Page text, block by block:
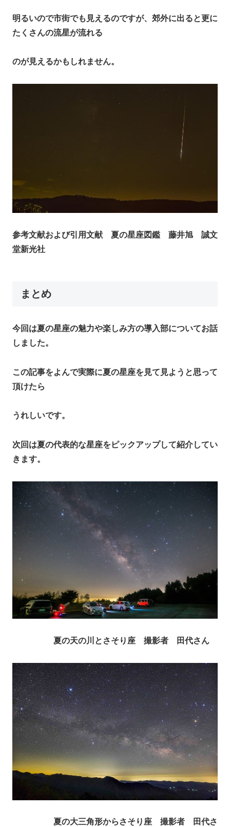
明るいので市街でも見えるのですが、郊外に出ると更に
たくさんの流星が流れる
のが見えるかもしれません。
参考文献および引用文献 夏の星座図鑑 藤井旭 誠文
堂新光社
まとめ
今回は夏の星座の魅力や楽しみ方の導入部についてお話
しました。
この記事をよんで実際に夏の星座を見て見ようと思って
頂けたら
うれしいです。
次回は夏の代表的な星座をピックアップして紹介してい
きます。
夏の天の川とさそり座 撮影者 田代さん
夏の大三角形からさそり座 撮影者 田代さ